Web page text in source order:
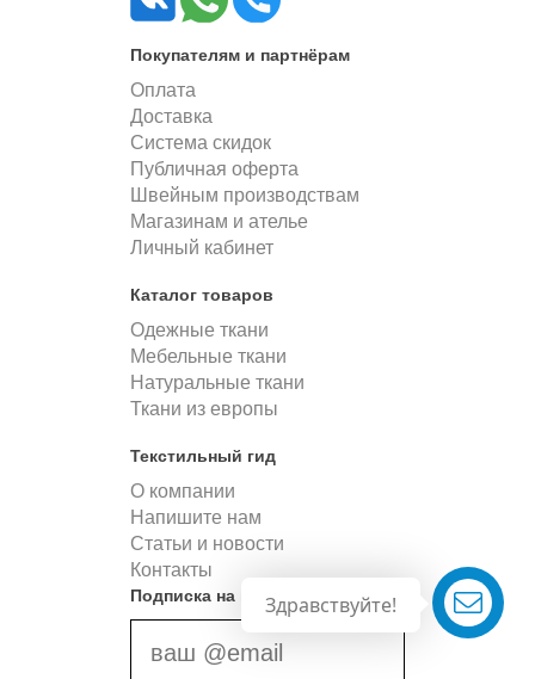
Здравствуйте!
Покупателям и партнёрам
Оплата
Доставка
Система скидок
Публичная оферта
Швейным производствам
Магазинам и ателье
Личный кабинет
Каталог товаров
Одежные ткани
Мебельные ткани
Натуральные ткани
Ткани из европы
Текстильный гид
О компании
Напишите нам
Статьи и новости
Контакты
Подписка на новости